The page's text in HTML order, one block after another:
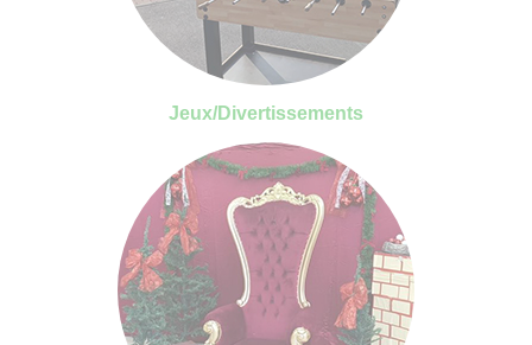
Jeux/Divertissements